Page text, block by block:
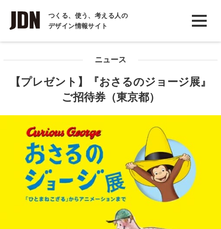
つくる、使う、考える人の
デザイン情報サイト
INTERVIEW
インタビュー
COLUMN
ニュース
【プレゼント】『おさるのジョージ展』
ご招待券（東京都）